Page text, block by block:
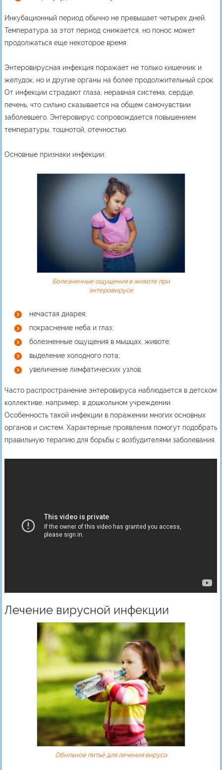
Инкубационный период обычно не превышает четырех дней.
Температура за этот период снижается, но понос может
продолжаться еще некоторое время.
Энтеровирусная инфекция поражает не только кишечник и
желудок, но и другие органы на более продолжительный срок.
От инфекции страдают глаза, неравная система, сердце,
печень, что сильно сказывается на общем самочувствии
заболевшего. Энтеровирус сопровождается повышением
температуры, тошнотой, отечностью.
Основные признаки инфекции:
Болезненные ощущения в животе при
энтеровирусе
нечастая диарея;
покраснение неба и глаз;
болезненные ощущения в мышцах, животе;
выделение холодного пота;
увеличение лимфатических узлов.
Часто распространение энтеровируса наблюдается в детском
коллективе, например, в дошкольном учреждении.
Особенность такой инфекции в поражении многих основных
органов и систем. Характерные проявления помогут подобрать
правильную терапию для борьбы с возбудителями заболевания.
Лечение вирусной инфекции
Обильное питьё для лечения вируса